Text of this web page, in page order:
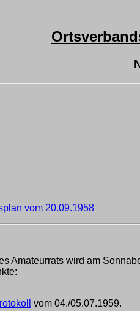
vom 20.09.1958
Amateurrats wird am
vom 04./05.07.1959.